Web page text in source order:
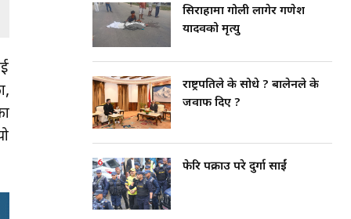
सिराहामा गोली लागेर गणेश
यादवको मृत्यु
राष्ट्रपतिले के सोधे ? बालेनले के
जवाफ दिए ?
फेरि पक्राउ परे दुर्गा प्रसाईं